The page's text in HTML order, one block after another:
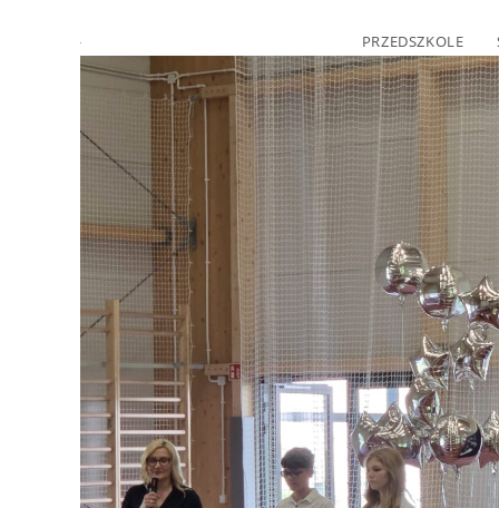
PRZEDSZKOLE